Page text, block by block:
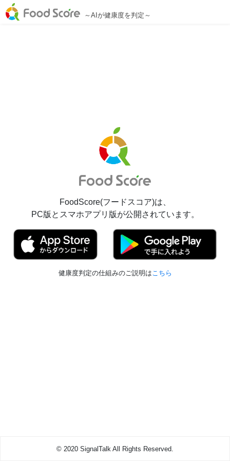
～AIが健康度を判定～
FoodScore(フードスコア)は、
PC版とスマホアプリ版が公開されています。
健康度判定の仕組みのご説明はこちら
© 2020 SignalTalk All Rights Reserved.